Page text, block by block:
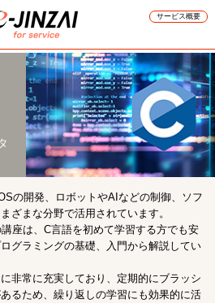
サービス概要
の開発、ロボットやAIなどの制御、ソフ
ざまな分野で活用されています。
座は、C言語を初めて学習する方でも安
グラミングの基礎、入門から解説してい
非常に充実しており、定期的にブラッシ
るため、繰り返しの学習にも効果的に活